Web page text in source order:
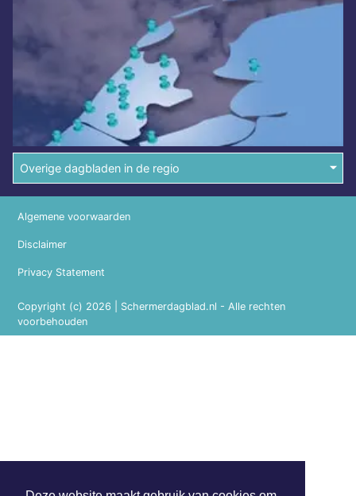
Overige dagbladen in de regio
Copyright (c) 2026 | Schermerdagblad.nl - Alle rechten
voorbehouden
Algemene voorwaarden
Disclaimer
Privacy Statement